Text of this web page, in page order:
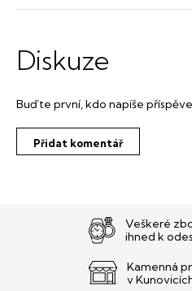
Diskuze
Buďte první, kdo napíše
Přidat komentář
Veškeré
ihned k
Kamenná
v